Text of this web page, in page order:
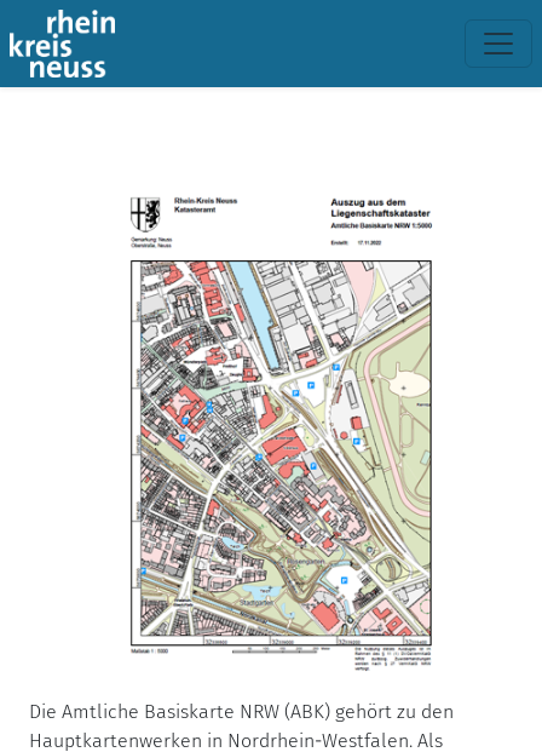
Die Amtliche Basiskarte NRW (ABK) gehört zu den
Hauptkartenwerken in Nordrhein-Westfalen. Als